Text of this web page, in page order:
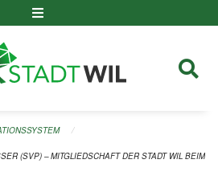
(SVP) – MITGLIEDSCHAFT DER STADT WIL BEIM